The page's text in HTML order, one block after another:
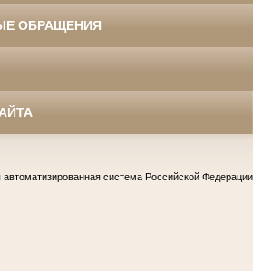
ОБРАЩЕНИЯ
автоматизированная система Российской